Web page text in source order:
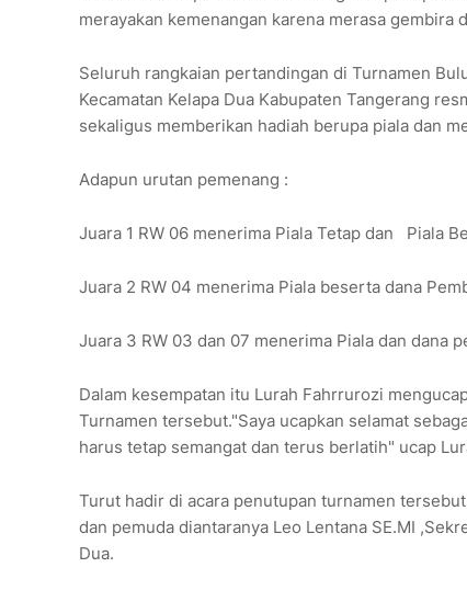
merayakan kemenangan karena merasa
Seluruh rangkaian pertandingan di Turnamen
Kecamatan Kelapa Dua Kabupaten Tangerang
sekaligus memberikan hadiah berupa piala dan
Adapun urutan pemenang :
Juara 1 RW 06 menerima Piala Tetap dan Piala
Juara 2 RW 04 menerima Piala beserta dana
Juara 3 RW 03 dan 07 menerima Piala dan dana
Dalam kesempatan itu Lurah Fahrrurozi
Turnamen tersebut."Saya ucapkan selamat
harus tetap semangat dan terus berlatih" ucap
Turut hadir di acara penutupan turnamen
dan pemuda diantaranya Leo Lentana SE.MI
Dua.